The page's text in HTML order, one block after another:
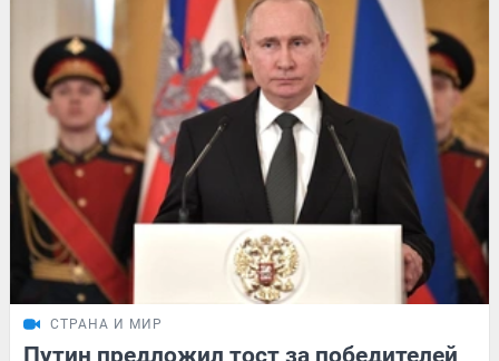
СТРАНА И МИР
Путин предложил тост за победителей